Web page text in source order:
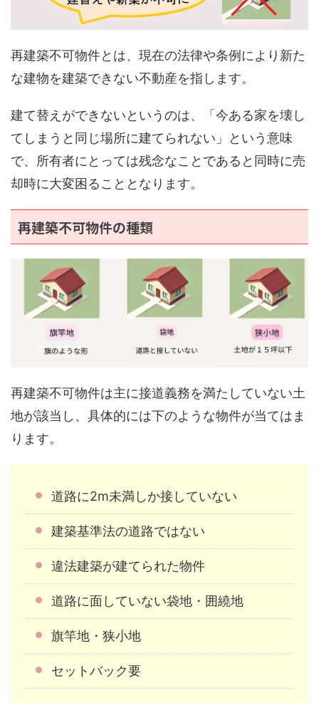
再建築不可物件とは、現在の法律や条例により新た
な建物を建築できない不動産を指します。
建て替えができないというのは、「今ある家を壊し
てしまうと同じ場所に建てられない」という意味
で、所有者にとっては残念なことであると同時に売
却時に大変困ることとなります。
再建築不可物件の種類
再建築不可物件は主に接道義務を満たしていない土
地が該当し、具体的には下のような物件が当てはま
ります。
道路に2m未満しか接していない
建築基準法の道路ではない
違法建築が建てられた物件
道路に面していない袋地・囲繞地
旗竿地・狭小地
セットバック要